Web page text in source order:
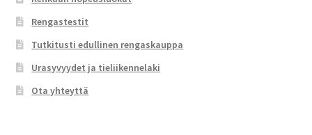
Rengastestit
Tutkitusti edullinen rengaskauppa
Urasyvyydet ja tieliikennelaki
Ota yhteyttä